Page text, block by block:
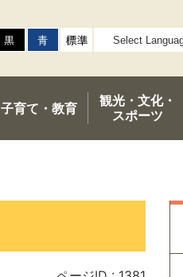
子育て・ 教育
観光・文化・
スポーツ